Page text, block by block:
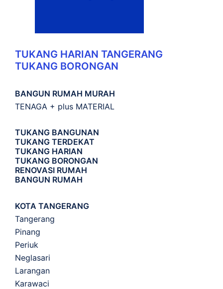
TUKANG HARIAN TANGERANG
TUKANG BORONGAN
BANGUN RUMAH MURAH
TENAGA + plus MATERIAL
TUKANG BANGUNAN
TUKANG TERDEKAT
TUKANG HARIAN
TUKANG BORONGAN
RENOVASI RUMAH
BANGUN RUMAH
KOTA TANGERANG
Tangerang
Pinang
Periuk
Neglasari
Larangan
Karawaci